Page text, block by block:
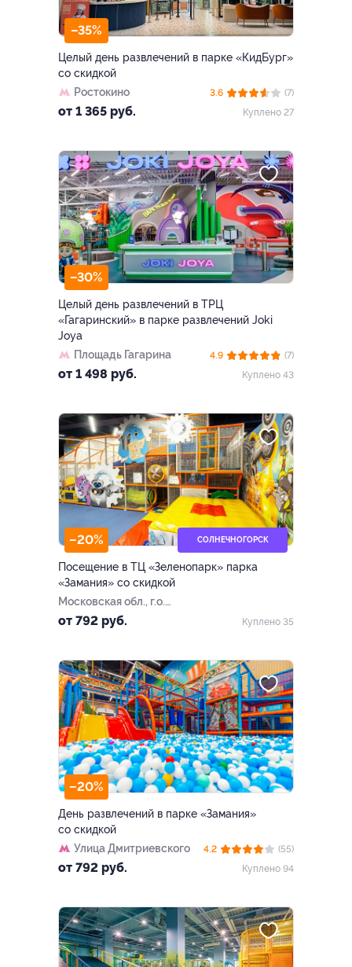
–35%
Целый день развлечений в парке «КидБург»
со скидкой
Ростокино
от 1 365 руб.
3.6
(7)
Куплено 27
–30%
Целый день развлечений в ТРЦ
«Гагаринский» в парке развлечений Joki
Joya
Площадь Гагарина
от 1 498 руб.
4.9
(7)
Куплено 43
–20% СОЛНЕЧНОГОРСК
Посещение в ТЦ «Зеленопарк» парка
«Замания» со скидкой
Московская обл., г.о.
Солнечногорск, раб. пос.
от 792 руб. Куплено 35
–20%
День развлечений в парке «Замания»
со скидкой
Улица Дмитриевского
от 792 руб.
4.2
(55)
Куплено 94